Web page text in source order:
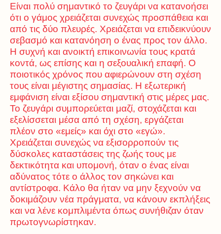
Είναι πολύ σημαντικό το ζευγάρι να κατανοήσει
ότι ο γάμος χρειάζεται συνεχώς προσπάθεια και
από τις δύο πλευρές. Χρειάζεται να επιδεικνύουν
σεβασμό και κατανόηση ο ένας προς τον άλλο.
Η συχνή και ανοικτή επικοινωνία τους κρατά
κοντά, ως επίσης και η σεξουαλική επαφή. Ο
ποιοτικός χρόνος που αφιερώνουν στη σχέση
τους είναι μέγιστης σημασίας. Η εξωτερική
εμφάνιση είναι εξίσου σημαντική στις μέρες μας.
Το ζευγάρι συμπορεύεται μαζί, στοχάζεται και
εξελίσσεται μέσα από τη σχέση, εργάζεται
πλέον στο «εμείς» και όχι στο «εγώ».
Χρειάζεται συνεχώς να εξισορροπούν τις
δύσκολες καταστάσεις της ζωής τους με
δεκτικότητα και υπομονή, όταν ο ένας είναι
αδύνατος τότε ο άλλος τον σηκώνει και
αντίστροφα. Κάλο θα ήταν να μην ξεχνούν να
δοκιμάζουν νέα πράγματα, να κάνουν εκπλήξεις
και να λένε κομπλιμέντα όπως συνήθιζαν όταν
πρωτογνωρίστηκαν.